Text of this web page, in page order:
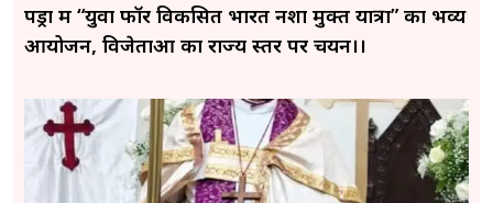
पेंड्रा में “युवा फॉर विकसित भारत नशा मुक्त यात्रा” का भव्य
आयोजन, विजेताओं का राज्य स्तर पर चयन।।